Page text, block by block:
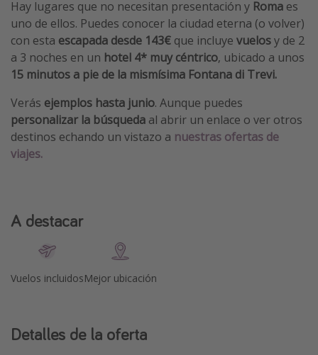
Parques de atracciones
Viaja con musicales
El Rey León el musical
Harry Potter en Londres y otros destinos
Eventos deportivos
Hay lugares que no necesitan presentación y Roma es
uno de ellos. Puedes conocer la ciudad eterna (o volver)
con esta escapada desde 143€ que incluye vuelosy de 2
a 3 noches en un hotel 4* muy céntrico, ubicado a unos
15 minutos a pie de la mismísima Fontana di Trevi.
Verás ejemplos hasta junio. Aunque puedes
personalizar la búsqueda al abrir un enlace o ver otros
destinos echando un vistazo a nuestras ofertas de
viajes.
A destacar
Vuelos incluidosMejor ubicación
Detalles de la oferta